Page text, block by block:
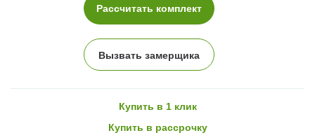
Рассчитать комплект
Вызвать замерщика
Купить в 1 клик
Купить в рассрочку